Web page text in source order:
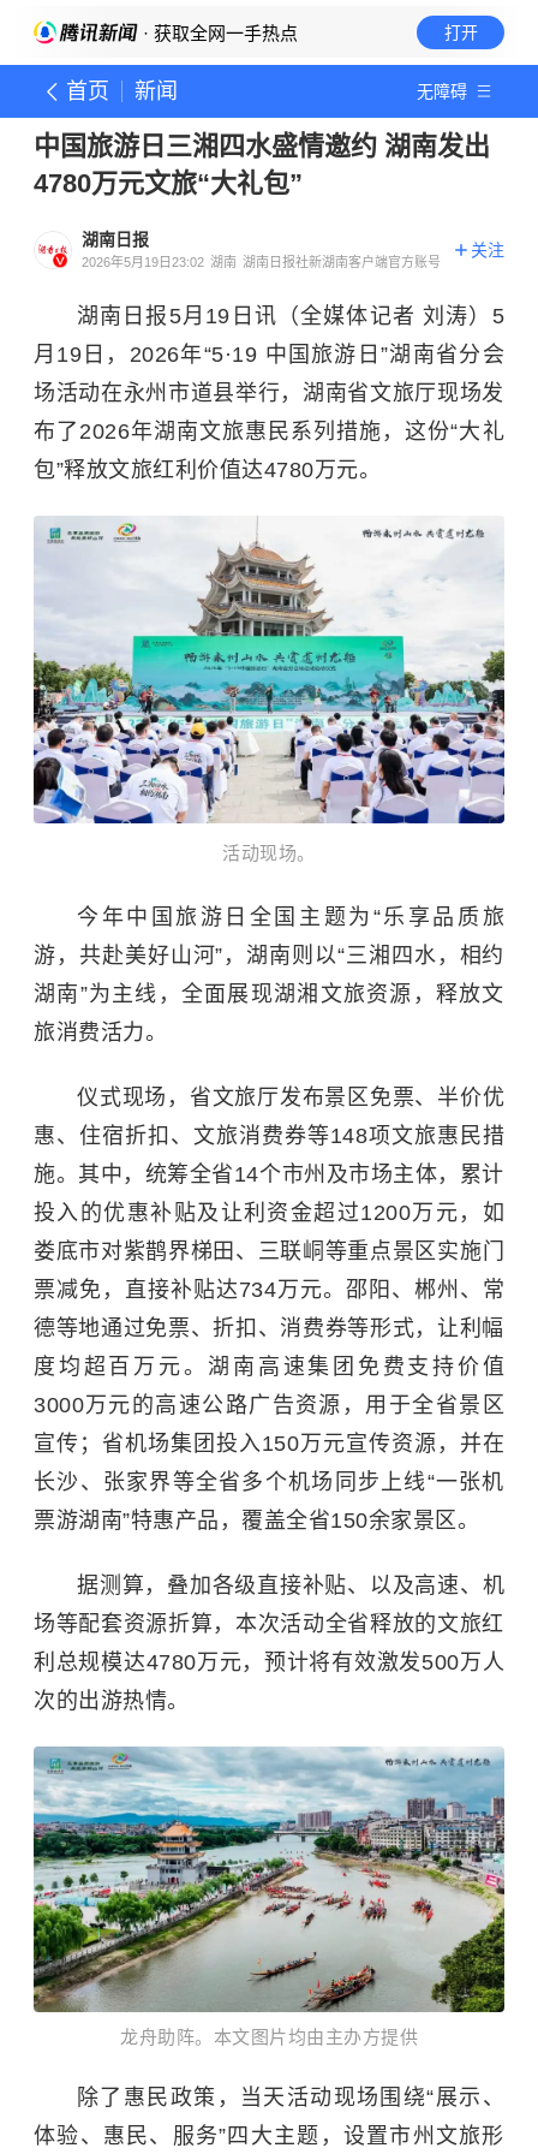
· 获取全网一手热点 打开
首页 新闻 无障碍
中国旅游日三湘四水盛情邀约 湖南发出
4780万元文旅“大礼包”
湖南日报
2026年5月19日23:02 湖南 湖南日报社新湖南客户端官方账号
关注
湖南日报5月19日讯（全媒体记者 刘涛）5
月19日，2026年“5·19 中国旅游日”湖南省分会
场活动在永州市道县举行，湖南省文旅厅现场发
布了2026年湖南文旅惠民系列措施，这份“大礼
包”释放文旅红利价值达4780万元。
活动现场。
今年中国旅游日 全国主题为“乐享品质旅
游，共赴美好山河”，湖南则以“三湘四水，相约
湖南”为主线，全面展现湖湘文旅资源，释放文
旅消费活力。
仪式现场，省文旅厅发布景区免票、半价优
惠、住宿折扣、文旅消费券等148项文旅惠民措
施。其中，统筹全省14个市州及市场主体，累计
投入的优惠补贴及让利资金超过1200万元，如
娄底市对紫鹊界梯田 、三联峒等重点景区实施门
票减免，直接补贴达734万元。邵阳、郴州、常
德等地通过免票、折扣、消费券等形式，让利幅
度均超百万元。湖南高速集团免费支持价值
3000万元的高速公路广告资源，用于全省景区
宣传；省机场集团投入150万元宣传资源，并在
长沙、张家界等全省多个机场同步上线“一张机
票游湖南”特惠产品，覆盖全省150余家景区。
据测算，叠加各级直接补贴、以及高速、机
场等配套资源折算，本次活动全省释放的文旅红
利总规模达4780万元，预计将有效激发500万人
次的出游热情。
龙舟助阵。本文图片均由主办方提供​
除了惠民政策，当天活动现场围绕“展示、
体验、惠民、服务”四大主题，设置市州文旅形